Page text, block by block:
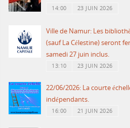
14:00 23 JUIN 2026
Ville de Namur: Les
(sauf La Célestine) seront
samedi 27 juin inclus.
13:10 23 JUIN 2026
22/06/2026: La courte
indépendants.
16:00 21 JUIN 2026